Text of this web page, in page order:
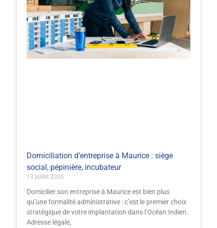
Domiciliation d’entreprise à Maurice : siège
social, pépinière, incubateur
13 juillet 2026
Domicilier son entreprise à Maurice est bien plus
qu’une formalité administrative : c’est le premier choix
stratégique de votre implantation dans l’Océan Indien.
Adresse légale,